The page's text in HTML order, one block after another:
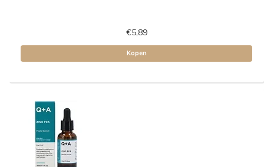
€5,89
Kopen